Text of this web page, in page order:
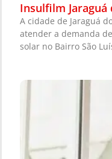
Insulfilm Jaraguá
A cidade de Jaraguá
atender a demanda
solar no Bairro São